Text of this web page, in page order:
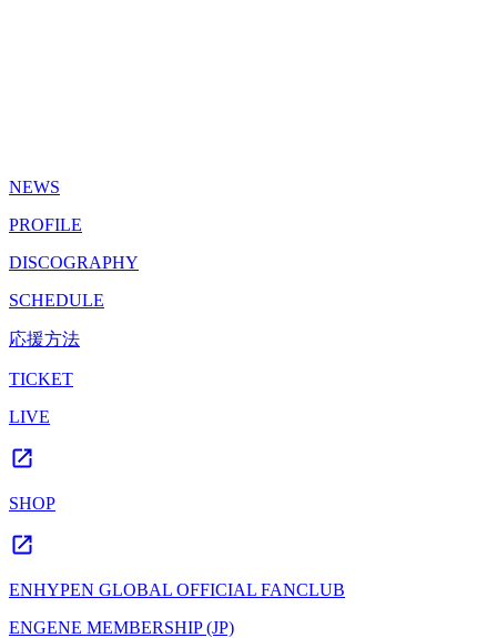
NEWS
PROFILE
DISCOGRAPHY
SCHEDULE
応援方法
TICKET
LIVE
SHOP
ENHYPEN GLOBAL OFFICIAL FANCLUB
ENGENE MEMBERSHIP (JP)